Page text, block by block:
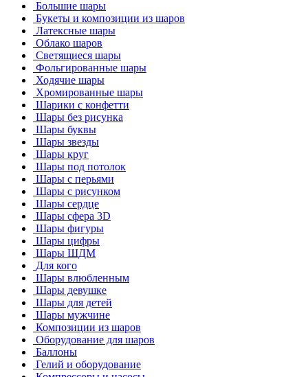
Большие шары
Букеты и композиции из шаров
Латексные шары
Облако шаров
Светящиеся шары
Фольгированные шары
Ходячие шары
Хромированные шары
Шарики с конфетти
Шары без рисунка
Шары буквы
Шары звезды
Шары круг
Шары под потолок
Шары с перьями
Шары с рисунком
Шары сердце
Шары сфера 3D
Шары фигуры
Шары цифры
Шары ШДМ
Для кого
Шары влюбленным
Шары девушке
Шары для детей
Шары мужчине
Композиции из шаров
Оборудование для шаров
Баллоны
Гелий и оборудование